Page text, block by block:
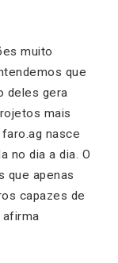
muito
que
deles gera
mais
nasce
no dia a dia. O
que apenas
capazes de
afirma